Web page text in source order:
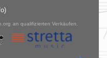
an qualifizierten Verkäufen.